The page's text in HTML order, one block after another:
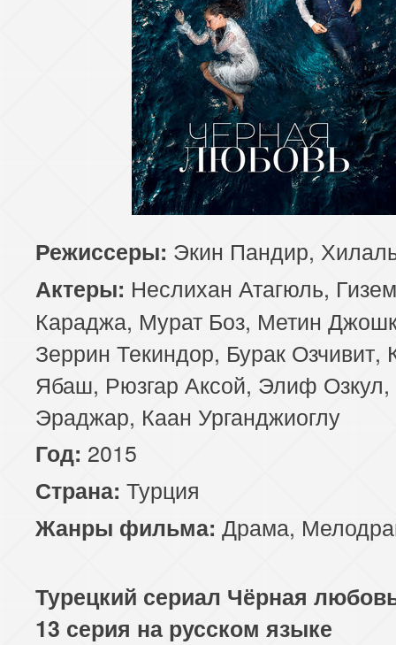
70 серия
71 серия
74 серия
75 серия
78 серия
79 серия
82 серия
83 серия
86 серия
87 серия
91 серия
93 серия
94 серия
95 серия
97 серия
98 серия 99 серия
101 серия
102 серия 103 серия
105 серия
109 серия
110 серия
113 серия
114 серия
Режиссеры: Экин Пандир,
Актеры: Неслихан Атагюль, Гизем
Караджа, Мурат Боз, Метин
Зеррин Текиндор, Бурак Озчивит,
Ябаш, Рюзгар Аксой, Элиф Озкул,
Эраджар, Каан Урганджиоглу
Год: 2015
Страна: Турция
Жанры фильма: Драма,
Турецкий сериал Чёрная
13 серия на русском языке